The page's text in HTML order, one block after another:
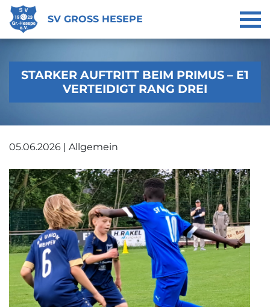
SV GROSS HESEPE
STARKER AUFTRITT BEIM PRIMUS – E1
VERTEIDIGT RANG DREI
05.06.2026 | Allgemein